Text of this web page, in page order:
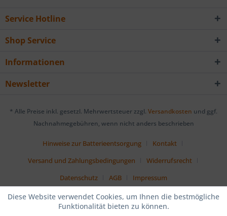
Service Hotline
Shop Service
Informationen
Newsletter
* Alle Preise inkl. gesetzl. Mehrwertsteuer zzgl. Versandkosten und ggf.
Nachnahmegebühren, wenn nicht anders beschrieben
Hinweise zur Batterieentsorgung
Kontakt
Versand und Zahlungsbedingungen
Widerrufsrecht
Datenschutz
AGB Impressum
Diese Website verwendet Cookies, um Ihnen die bestmögliche
Funktionalität bieten zu können.